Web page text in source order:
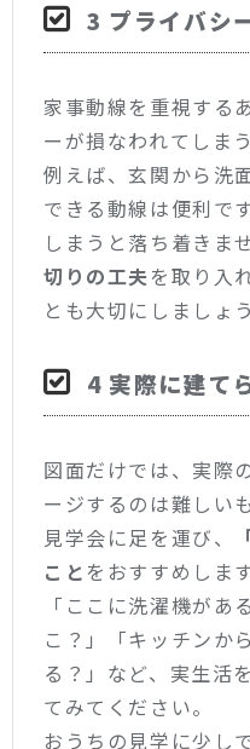
3 プライバシ
家事動線を重視する
ーが損なわれてしま
例えば、玄関から洗
できる動線は便利で
しまうと落ち着きま
切りの工夫を取り入
とも大切にしましょう
4 実際に建て
図面だけでは、実際
ージするのは難しい
見学会に足を運び、
こと をおすすめします
「ここに洗濯機があ
こ？」「キッチンか
る？」など、実生活
てみてください。
おうちの見学に少し